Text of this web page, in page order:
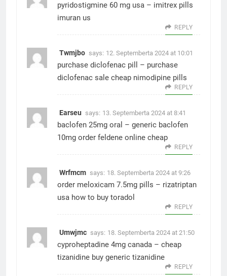
pyridostigmine 60 mg usa – imitrex pills
imuran us
REPLY
Twmjbo says: 12. Septemberta 2024 at 10:01
purchase diclofenac pill – purchase
diclofenac sale cheap nimodipine pills
REPLY
Earseu says: 13. Septemberta 2024 at 8:41
baclofen 25mg oral – generic baclofen
10mg order feldene online cheap
REPLY
Wrfmcm says: 18. Septemberta 2024 at 9:26
order meloxicam 7.5mg pills – rizatriptan
usa how to buy toradol
REPLY
Umwjmc says: 18. Septemberta 2024 at 21:50
cyproheptadine 4mg canada – cheap
tizanidine buy generic tizanidine
REPLY